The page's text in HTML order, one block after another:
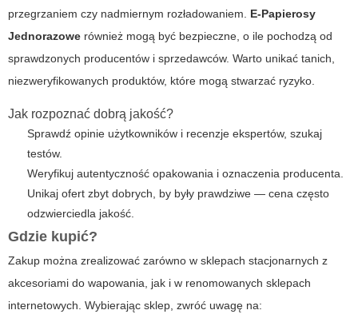
przegrzaniem czy nadmiernym rozładowaniem. E-Papierosy
Jednorazowe również mogą być bezpieczne, o ile pochodzą od
sprawdzonych producentów i sprzedawców. Warto unikać tanich,
niezweryfikowanych produktów, które mogą stwarzać ryzyko.
Jak rozpoznać dobrą jakość?
Sprawdź opinie użytkowników i recenzje ekspertów, szukaj
testów.
Weryfikuj autentyczność opakowania i oznaczenia producenta.
Unikaj ofert zbyt dobrych, by były prawdziwe — cena często
odzwierciedla jakość.
Gdzie kupić?
Zakup można zrealizować zarówno w sklepach stacjonarnych z
akcesoriami do wapowania, jak i w renomowanych sklepach
internetowych. Wybierając sklep, zwróć uwagę na: